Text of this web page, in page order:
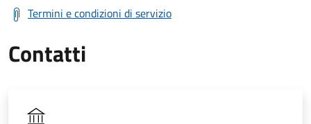
Termini e condizioni di servizio
Contatti